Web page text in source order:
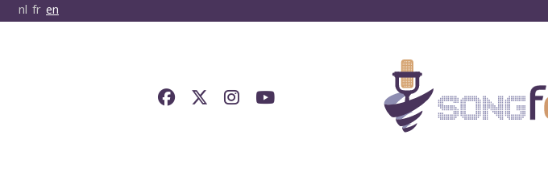
nl fr en